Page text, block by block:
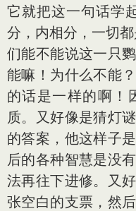
它就把这一句话学
分，内相分，一切
们能不能说这一只
能嘛！为什么不能
的话是一样的啊！
质。又好像是猜灯
的答案，他这样子
后的各种智慧是没
法再往下进修。又
张空白的支票，然